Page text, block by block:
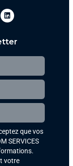
que vos
SERVICES
votre